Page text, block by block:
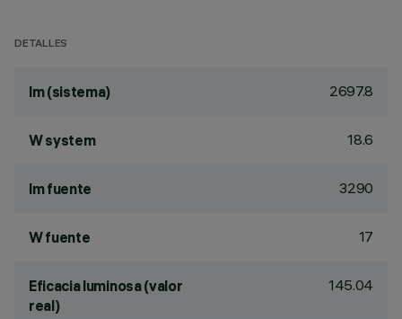
DETALLES
lm (sistema) 2697.8
W system 18.6
lm fuente 3290
W fuente 17
Eficacia luminosa (valor
real)
145.04